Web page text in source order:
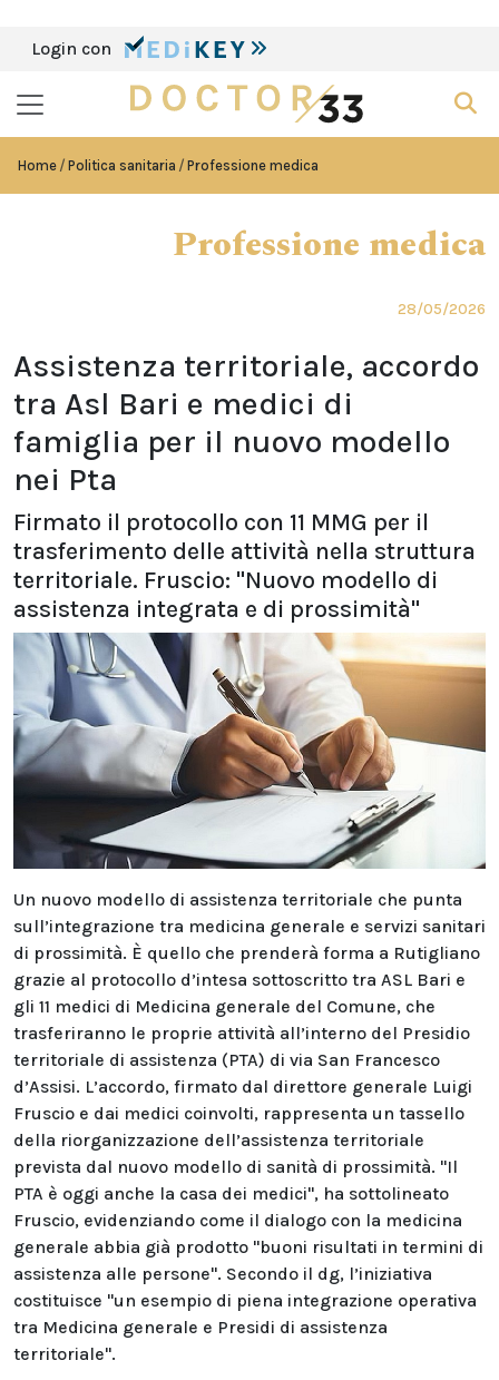
Login con
Home Politica sanitaria Professione medica
Professione medica
28/05/2026
Assistenza territoriale, accordo
tra Asl Bari e medici di
famiglia per il nuovo modello
nei Pta
Firmato il protocollo con 11 MMG per il
trasferimento delle attività nella struttura
territoriale. Fruscio: "Nuovo modello di
assistenza integrata e di prossimità"
Un nuovo modello di assistenza territoriale che punta
sull’integrazione tra medicina generale e servizi sanitari
di prossimità. È quello che prenderà forma a Rutigliano
grazie al protocollo d’intesa sottoscritto tra ASL Bari e
gli 11 medici di Medicina generale del Comune, che
trasferiranno le proprie attività all’interno del Presidio
territoriale di assistenza (PTA) di via San Francesco
d’Assisi. L’accordo, firmato dal direttore generale Luigi
Fruscio e dai medici coinvolti, rappresenta un tassello
della riorganizzazione dell’assistenza territoriale
prevista dal nuovo modello di sanità di prossimità. "Il
PTA è oggi anche la casa dei medici", ha sottolineato
Fruscio, evidenziando come il dialogo con la medicina
generale abbia già prodotto "buoni risultati in termini di
assistenza alle persone". Secondo il dg, l’iniziativa
costituisce "un esempio di piena integrazione operativa
tra Medicina generale e Presidi di assistenza
territoriale".